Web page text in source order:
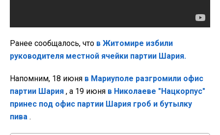
Ранее сообщалось, что в Житомире избили
руководителя местной ячейки партии Шария.
Напомним, 18 июня в Мариуполе разгромили офис
партии Шария , а 19 июня в Николаеве "Нацкорпус"
принес под офис партии Шария гроб и бутылку
пива .